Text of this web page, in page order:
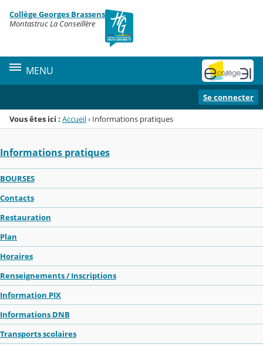
Menu de la rubrique
Contenu
Collège Georges Brassens
Montastruc La Conseillère
MENU
Se connecter
Vous êtes ici : Accueil› Informations pratiques
Informations pratiques
BOURSES
Contacts
Restauration
Plan
Horaires
Renseignements / Inscriptions
Information PIX
Informations DNB
Transports scolaires